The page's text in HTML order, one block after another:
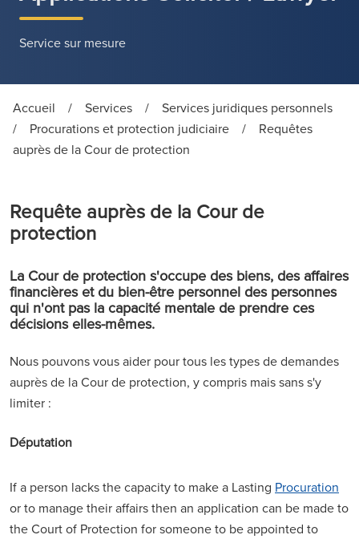
Service sur mesure
Accueil / Services /
Services juridiques personnels
/
Procurations et protection judiciaire /
Requêtes
auprès de la Cour de protection
Requête auprès de la Cour de
protection
La Cour de protection s'occupe des biens, des affaires
financières et du bien-être personnel des personnes
qui n'ont pas la capacité mentale de prendre ces
décisions elles-mêmes.
Nous pouvons vous aider pour tous les types de demandes
auprès de la Cour de protection, y compris mais sans s'y
limiter :
Députation
If a person lacks the capacity to make a Lasting Procuration
or to manage their affairs then an application can be made to
the Court of Protection for someone to be appointed to